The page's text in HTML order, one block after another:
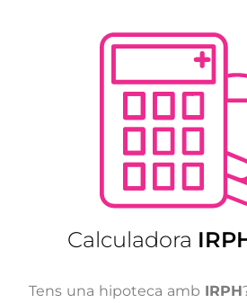
Calculadora
Tens una hipoteca amb IRPH